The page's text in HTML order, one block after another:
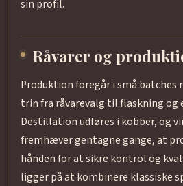
sin profil.
Råvarer og
Produktion foregår i små batches
trin fra råvarevalg til flaskning
Destillation udføres i kobber, og
fremhæver gentagne gange, at
hånden for at sikre kontrol og
ligger på at kombinere klassiske